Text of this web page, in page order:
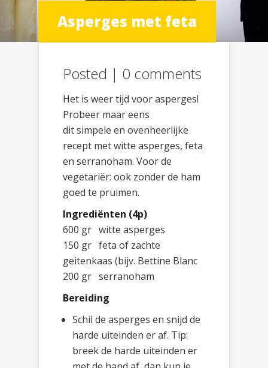
Asperges met feta
Posted | 0 comments
Het is weer tijd voor asperges!
Probeer maar eens
dit simpele en ovenheerlijke
recept met witte asperges, feta
en serranoham. Voor de
vegetariër: ook zonder de ham
goed te pruimen.
Ingrediënten (4p)
600 gr witte asperges
150 gr feta of zachte
geitenkaas (bijv. Bettine Blanc
200 gr serranoham
Bereiding
Schil de asperges en snijd de
harde uiteinden er af. Tip:
breek de harde uiteinden er